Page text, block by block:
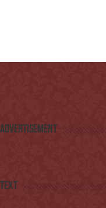
Advertisement
Text